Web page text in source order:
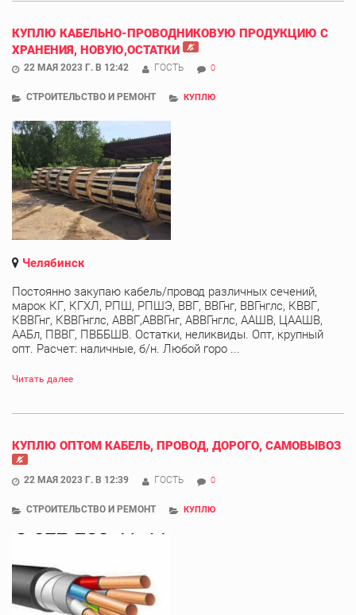
КУПЛЮ КАБЕЛЬНО-ПРОВОДНИКОВУЮ ПРОДУКЦИЮ С
ХРАНЕНИЯ, НОВУЮ,ОСТАТКИ
22 МАЯ 2023 Г. В 12:42 ГОСТЬ 0
СТРОИТЕЛЬСТВО И РЕМОНТ КУПЛЮ
Челябинск
Постоянно закупаю кабель/провод различных сечений,
марок КГ, КГХЛ, РПШ, РПШЭ, ВВГ, ВВГнг, ВВГнглс, КВВГ,
КВВГнг, КВВГнглс, АВВГ,АВВГнг, АВВГнглс, ААШВ, ЦААШВ,
ААБл, ПВВГ, ПВББШВ. Остатки, неликвиды. Опт, крупный
опт. Расчет: наличные, б/н. Любой горо ...
Читать далее
КУПЛЮ ОПТОМ КАБЕЛЬ, ПРОВОД, ДОРОГО, САМОВЫВОЗ
22 МАЯ 2023 Г. В 12:39 ГОСТЬ 0
СТРОИТЕЛЬСТВО И РЕМОНТ КУПЛЮ